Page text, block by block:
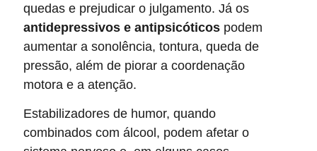
quedas e prejudicar o julgamento. Já os
antidepressivos e antipsicóticos podem
aumentar a sonolência, tontura, queda de
pressão, além de piorar a coordenação
motora e a atenção.
Estabilizadores de humor, quando
combinados com álcool, podem afetar o